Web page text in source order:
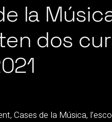
la
dos
Cases de la Música,